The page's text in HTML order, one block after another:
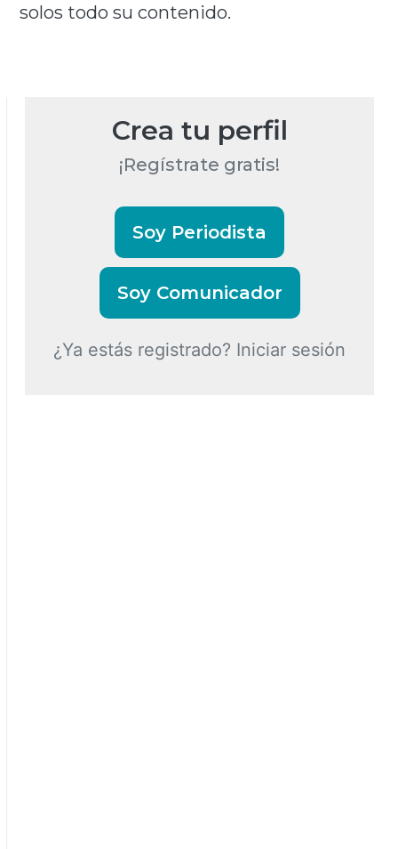
solos todo su contenido.
Crea tu perfil
¡Regístrate gratis!
Soy Periodista
Soy Comunicador
¿Ya estás registrado? Iniciar sesión